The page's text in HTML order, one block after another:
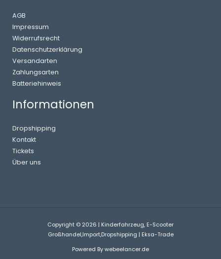
AGB
Impressum
Widerrufsrecht
Datenschutzerklärung
Versandarten
Zahlungsarten
Batteriehinweis
Informationen
Dropshipping
Kontakt
Tickets
Über uns
Copyright © 2026 | Kinderfahrzeug, E-Scooter
Großhandel,Import,Dropshipping | Eksa-Trade
Powered By webeelancer.de